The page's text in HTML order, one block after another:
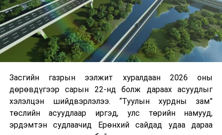
Засгийн газрын ээлжит хуралдаан 2026 оны
дөрөвдүгээр сарын 22-нд болж дараах асуудлыг
хэлэлцэн шийдвэрлэлээ. “Туулын хурдны зам”
төслийн асуудлаар иргэд, улс төрийн намууд,
эрдэмтэн судлаачид Ерөнхий сайдад удаа дараа